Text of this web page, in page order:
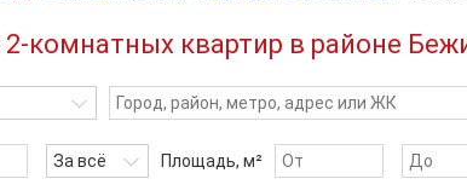
комнатных квартир в районе
За всё Площадь, м²